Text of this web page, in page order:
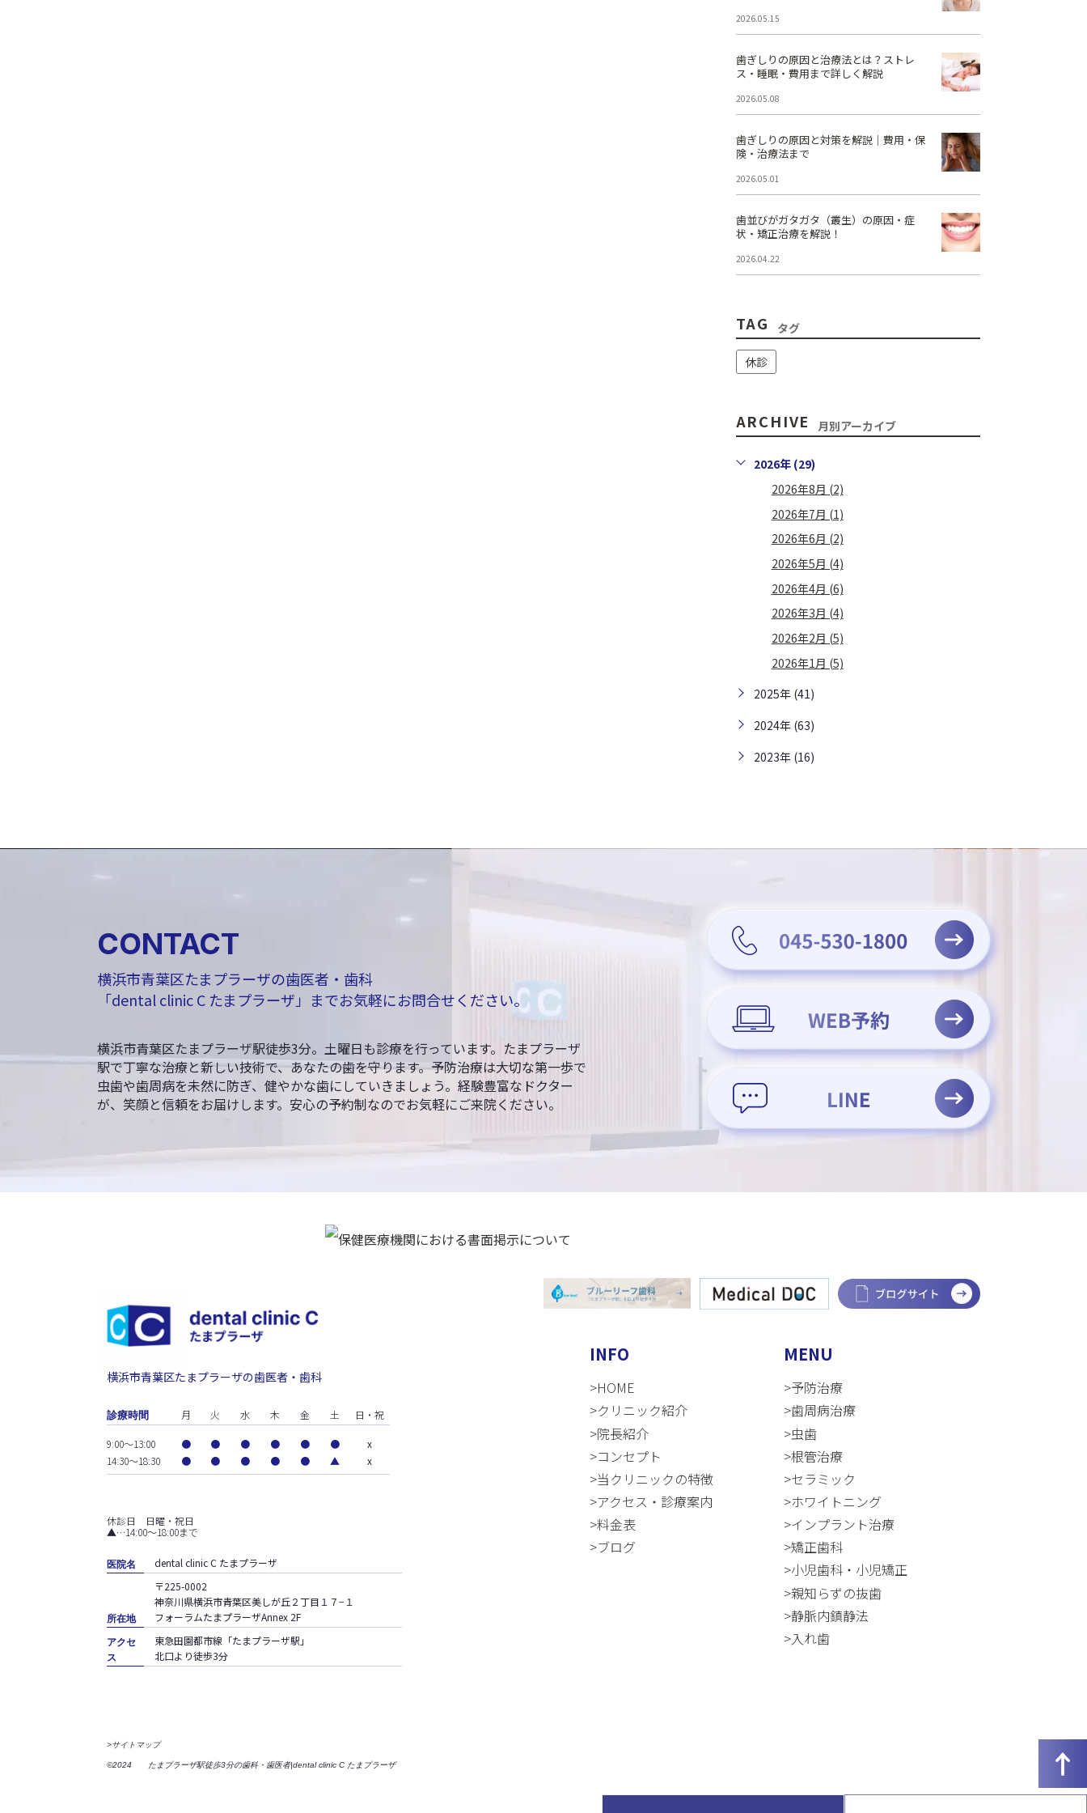
2026.05.15
歯ぎしりの原因と治療法とは？ストレ
ス・睡眠・費用まで詳しく解説
2026.05.08
歯ぎしりの原因と対策を解説｜費用・保
険・治療法まで
2026.05.01
歯並びがガタガタ（叢生）の原因・症
状・矯正治療を解説！
2026.04.22
TAG タグ
休診
ARCHIVE 月別アーカイブ
2026年 (29)
2026年8月 (2)
2026年7月 (1)
2026年6月 (2)
2026年5月 (4)
2026年4月 (6)
2026年3月 (4)
2026年2月 (5)
2026年1月 (5)
2025年 (41)
2024年 (63)
2023年 (16)
CONTACT
横浜市青葉区たまプラーザの歯医者・歯科
「dental clinic C たまプラーザ」までお気軽にお問合せください。
横浜市青葉区たまプラーザ駅徒歩3分。土曜日も診療を行っています。たまプラーザ
駅で丁寧な治療と新しい技術で、あなたの歯を守ります。予防治療は大切な第一歩で
虫歯や歯周病を未然に防ぎ、健やかな歯にしていきましょう。経験豊富なドクター
が、笑顔と信頼をお届けします。安心の予約制なのでお気軽にご来院ください。
横浜市青葉区たまプラーザの歯医者・歯科
診療時間 月 火 水 木 金 土 日・祝
9:00～13:00 ● ● ● ● ● ●
x
14:30～18:30
● ● ● ● ● ▲ x
休診日 日曜・祝日
▲…14:00〜18:00まで
医院名 dental clinic C たまプラーザ
所在地
〒225-0002
神奈川県横浜市青葉区美しが丘２丁目１７−１
フォーラムたまプラーザAnnex 2F
アクセ
ス
東急田園都市線「たまプラーザ駅」
北口より徒歩3分
INFO
>HOME
>クリニック紹介
>院長紹介
>コンセプト
>当クリニックの特徴
>アクセス・診療案内
>料金表
>ブログ
MENU
>予防治療
>歯周病治療
>虫歯
>根管治療
>セラミック
>ホワイトニング
>インプラント治療
>矯正歯科
>小児歯科・小児矯正
>親知らずの抜歯
>静脈内鎮静法
>入れ歯
>サイトマップ
©2024 たまプラーザ駅徒歩3分の歯科・歯医者|dental clinic C たまプラーザ